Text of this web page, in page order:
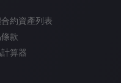
約資產列表
款
算器